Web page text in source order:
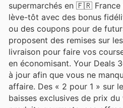
supermarchés en 🇫🇷 France
lève-tôt avec des bonus
ou des coupons pour de
proposent des remises sur
livraison pour faire vos
en économisant. Your Deals
à jour afin que vous ne
affaire. Des « 2 pour 1 » sur
baisses exclusives de prix